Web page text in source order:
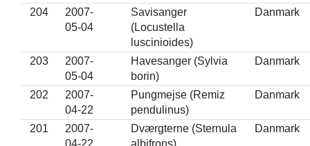
204
2007-
05-04
Savisanger
(Locustella
luscinioides)
Danmark
203
2007-
05-04
Havesanger (Sylvia
borin)
Danmark
202
2007-
04-22
Pungmejse (Remiz
pendulinus)
Danmark
201
2007-
04-22
Dværgterne (Sternula
albifrons)
Danmark